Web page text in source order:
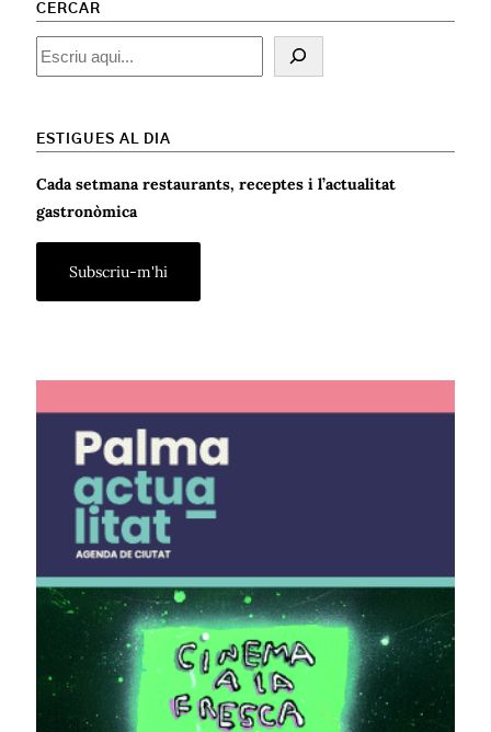
CERCAR
Cercar
ESTIGUES AL DIA
Cada setmana restaurants, receptes i l’actualitat
gastronòmica